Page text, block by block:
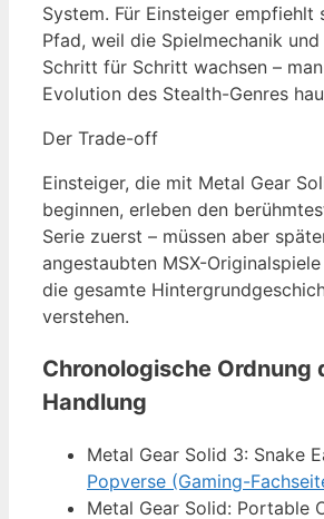
System. Für Einsteiger empfiehlt
Pfad, weil die Spielmechanik
Schritt für Schritt wachsen –
Evolution des Stealth-Genres
Der Trade-off
Einsteiger, die mit Metal Gear
beginnen, erleben den
Serie zuerst – müssen aber
angestaubten MSX-
die gesamte
verstehen.
Chronologische Ordnung
Handlung
Metal Gear Solid 3: Snake
Popverse (Gaming-
Metal Gear Solid: Portable